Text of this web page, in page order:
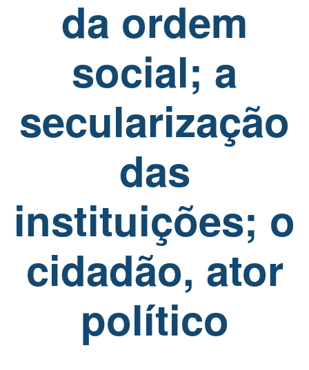
da ordem
social; a
secularização
das
instituições; o
cidadão, ator
político